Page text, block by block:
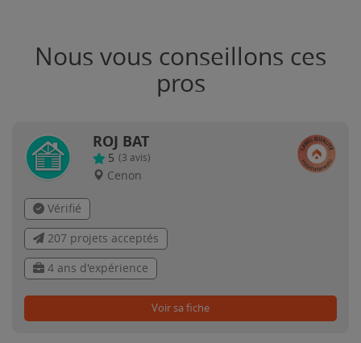
Nous vous conseillons ces
pros
ROJ BAT
5 (3 avis)
Cenon
Vérifié
207 projets acceptés
4 ans d'expérience
Voir sa fiche